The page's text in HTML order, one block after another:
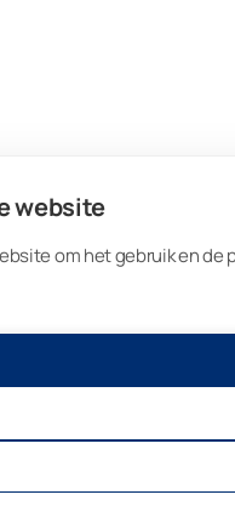
website
om het gebruik en